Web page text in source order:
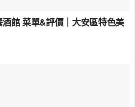
館 菜單&評價｜大安區特色美